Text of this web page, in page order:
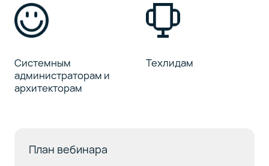
Системным
администраторам и
архитекторам
Техлидам
План вебинара